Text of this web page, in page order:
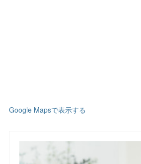
Google Mapsで表示する